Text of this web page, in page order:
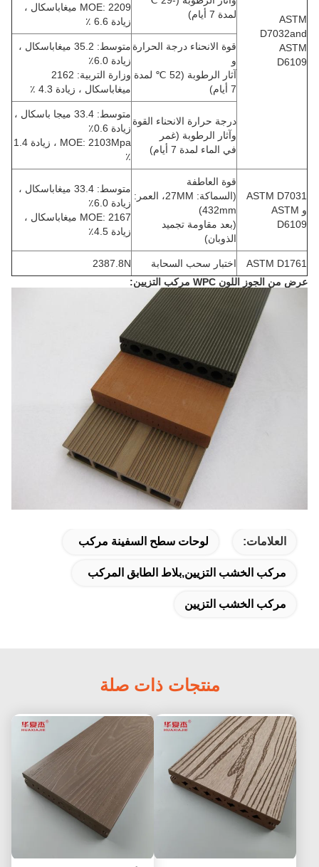
ASTM
D7032and
ASTM
D6109
لمدة 7 أيام)
MOE: 2209 ميغاباسكال ،
زيادة 6.6 ٪
قوة الانحناء درجة الحرارة
آثار الرطوبة (52 ℃ لمدة
متوسط: 35.2 ميغاباسكال ،
زيادة 6.0٪
وزارة التربية: 2162
ميغاباسكال ، زيادة 4.3 ٪
درجة حرارة الانحناء القوة
وآثار الرطوبة (غمر
في الماء لمدة 7 أيام)
متوسط: 33.4 ميجا باسكال ،
زيادة 0.6٪
MOE: 2103Mpa ، زيادة 1.4
ASTM D7031
و ASTM
D6109
قوة العاطفة
(السماكة: 27MM، العمر:
432mm)
(بعد مقاومة تجميد
الذوبان)
متوسط: 33.4 ميغاباسكال ،
زيادة 6.0٪
MOE: 2167 ميغاباسكال ،
زيادة 4.5٪
ASTM D1761 اختبار سحب السحابة
2387.8N
عرض من الجوز اللون WPC مركب التزيين:
العلامات: لوحات سطح السفينة مركب
مركب الخشب التزيين,بلاط الطابق المركب
مركب الخشب التزيين
منتجات ذات صلة